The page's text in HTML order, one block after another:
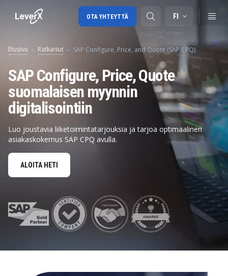
SAP-tuki
SAP-konsultointi
SAP Ariba
SAP EWM
FI
OTA YHTEYTTÄ
Etusivu Ratkaisut SAP Configure, Price, and Quote (SAP CPQ)
SAP Configure, Price, Quote
suomalaisen myynnin
digitalisointiin
Luo joustavia liiketoimintatarjouksia ja tarjoa optimaalinen
asiakaskokemus SAP CPQ avulla.
ALOITA HETI